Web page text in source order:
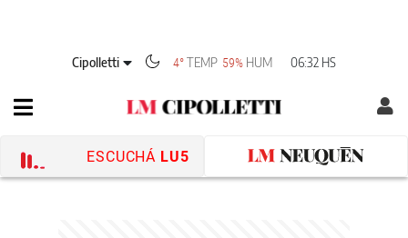
Cipolletti 4°TEMP 59% HUM 06:32 HS
ESCUCHÁ LU5